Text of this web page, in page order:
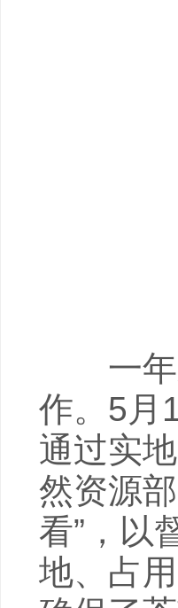
一年来
作。5月
通过实
然资源
看”，以
地、占